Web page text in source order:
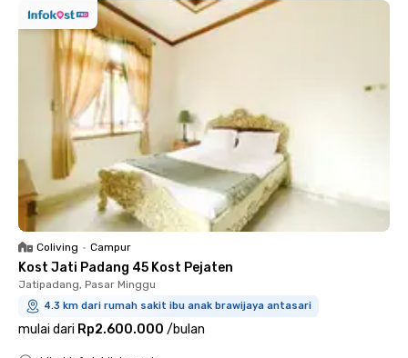
Coliving • Campur
Kost Jati Padang 45 Kost Pejaten
Jatipadang, Pasar Minggu
4.3 km dari rumah sakit ibu anak brawijaya antasari
mulai dari Rp2.600.000 /bulan